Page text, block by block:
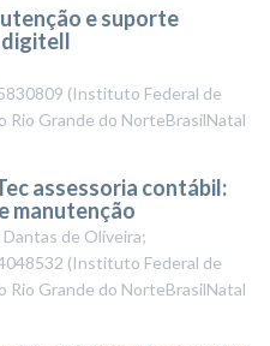
e suporte
digitell
(Instituto Federal de
Rio Grande do NorteBrasilNatal
assessoria contábil:
manutenção
de Oliveira;
(Instituto Federal de
Rio Grande do NorteBrasilNatal